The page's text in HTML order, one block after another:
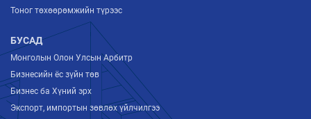
Тоног төхөөрөмжийн түрээс
БУСАД
Монголын Олон Улсын Арбитр
Бизнесийн ёс зүйн төв
Бизнес ба Хүний эрх
Экспорт, импортын зөвлөх үйлчилгээ